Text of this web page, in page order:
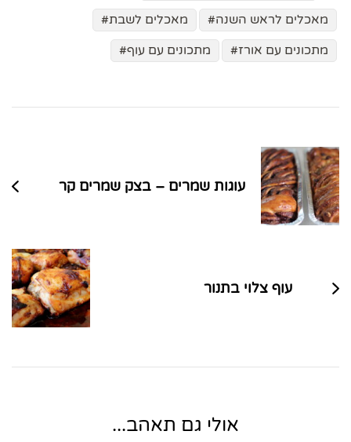
מאכלים לראש השנה
מאכלים לשבת
מתכונים עם אורז
מתכונים עם עוף
בפוסטים
עוגות שמרים – בצק שמרים קר
עוף צלוי בתנור
אולי גם תאהב...